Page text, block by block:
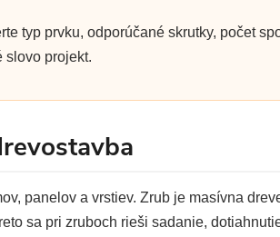
typ prvku, odporúčané skrutky, počet
slovo projekt.
panelov a vrstiev. Zrub je masívna
sa pri zruboch rieši sadanie,